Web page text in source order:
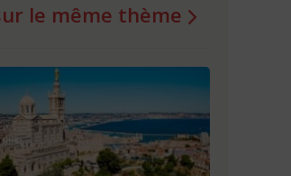
le même thème